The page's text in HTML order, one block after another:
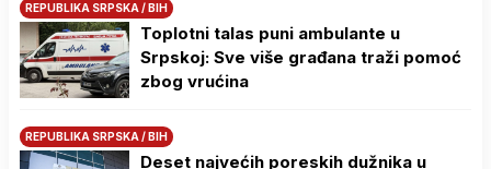
REPUBLIKA SRPSKA / BIH
Toplotni talas puni ambulante u
Srpskoj: Sve više građana traži pomoć
zbog vrućina
REPUBLIKA SRPSKA / BIH
Deset najvećih poreskih dužnika u